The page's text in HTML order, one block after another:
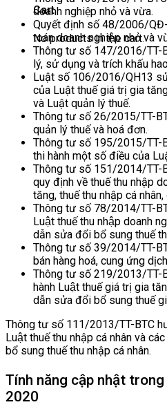
Cart
No products in the cart.
doanh nghiệp nhỏ và vừa.
Quyết định số 48/2006/
toán doanh nghiệp nhỏ và
Thông tư số 147/2016/TT-
lý, sử dụng và trích khấu
Luật số 106/2016/QH13
của Luật thuế giá trị gia
và Luật quản lý thuế.
Thông tư số 26/2015/TT-
quản lý thuế và hoá đơn.
Thông tư số 195/2015/TT-
thi hành một số điều của
Thông tư số 151/2014/TT-
quy định về thuế thu nhập
tăng, thuế thu nhập cá nhân,
Thông tư số 78/2014/TT-
Luật thuế thu nhập doanh
dẫn sửa đổi bổ sung thuế
Thông tư số 39/2014/TT-
bán hàng hoá, cung ứng
Thông tư số 219/2013/TT-
hành Luật thuế giá trị gia
dẫn sửa đổi bổ sung thuế
Thông tư số 111/2013/TT-BTC
Luật thuế thu nhập cá nhân và
bổ sung thuế thu nhập cá nhân.
Tính năng cập nhật
2020